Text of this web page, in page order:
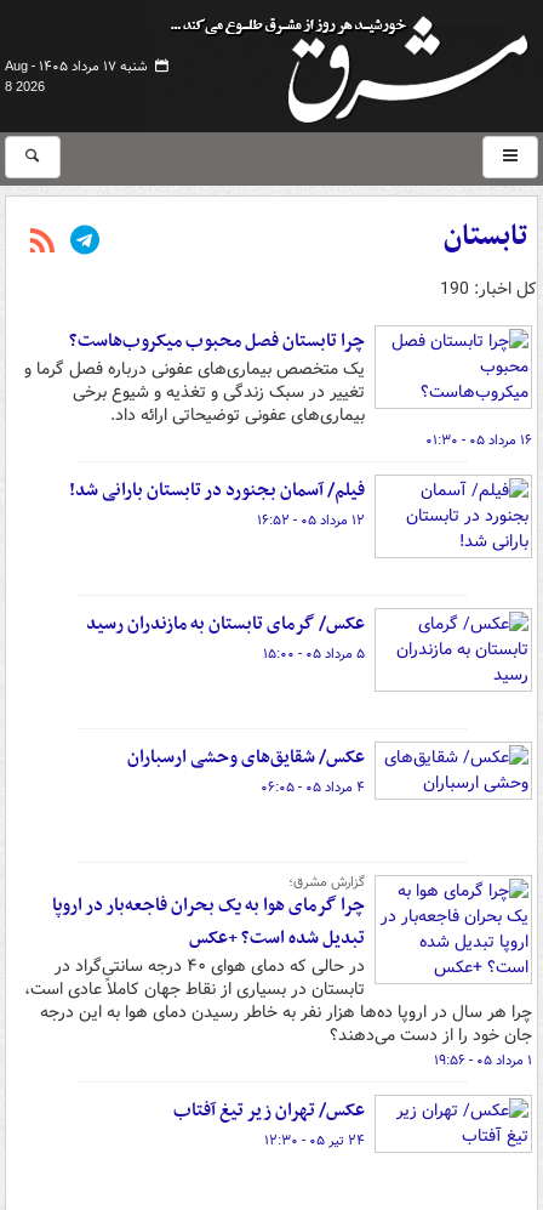
شنبه ۱۷ مرداد ۱۴۰۵ -
Aug
8 2026
تابستان
کل اخبار: 190
چرا تابستان فصل محبوب میکروب‌هاست؟
یک متخصص بیماری‌های عفونی درباره فصل گرما و
تغییر در سبک زندگی و تغذیه و شیوع برخی
بیماری‌های عفونی توضیحاتی ارائه داد.
۱۶ مرداد ۰۵ - ۰۱:۳۰
فیلم/ آسمان بجنورد در تابستان بارانی شد!
۱۲ مرداد ۰۵ - ۱۶:۵۲
عکس/ گرمای تابستان به مازندران رسید
۵ مرداد ۰۵ - ۱۵:۰۰
عکس/ شقایق‌های وحشی ارسباران
۴ مرداد ۰۵ - ۰۶:۰۵
گزارش مشرق؛
چرا گرمای هوا به یک بحران فاجعه‌بار در اروپا
تبدیل شده است؟ +عکس
در حالی که دمای هوای ۴۰ درجه سانتی‌گراد در
تابستان در بسیاری از نقاط جهان کاملاً عادی است،
چرا هر سال در اروپا ده‌ها هزار نفر به خاطر رسیدن دمای هوا به این درجه
جان خود را از دست می‌دهند؟
۱ مرداد ۰۵ - ۱۹:۵۶
عکس/ تهران زیر تیغ آفتاب
۲۴ تیر ۰۵ - ۱۲:۳۰